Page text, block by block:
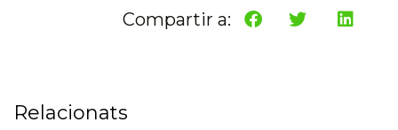
Compartir a:
Relacionats